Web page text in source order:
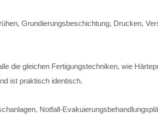
Grundierungsbeschichtung, Drucken,
die gleichen Fertigungstechniken, wie
ist praktisch identisch.
Notfall-